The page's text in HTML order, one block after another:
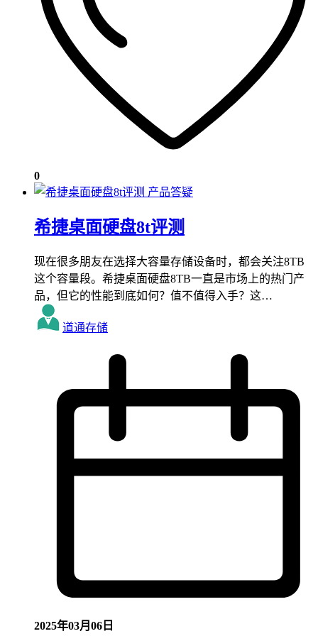
0
产品答疑
希捷桌面硬盘8t评测
现在很多朋友在选择大容量存储设备时，都会关注8TB
这个容量段。希捷桌面硬盘8TB一直是市场上的热门产
品，但它的性能到底如何？值不值得入手？这…
道通存储
2025年03月06日